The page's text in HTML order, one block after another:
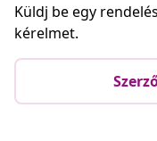
Küldj be egy
kérelmet.